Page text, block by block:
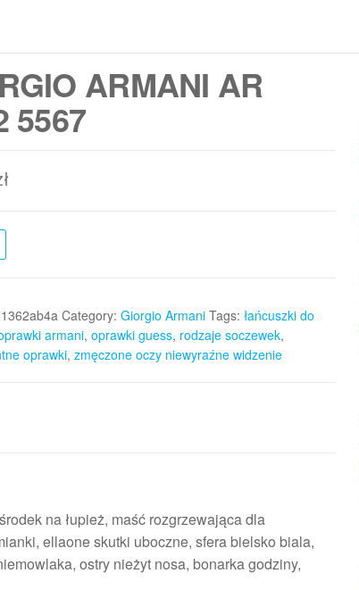
ARMANI AR
5567
Category: Giorgio Armani Tags: łańcuszki do
armani, oprawki guess, rodzaje soczewek,
oprawki, zmęczone oczy niewyraźne widzenie
na łupież, maść rozgrzewająca dla
ellaone skutki uboczne, sfera bielsko biala,
ostry nieżyt nosa, bonarka godziny,